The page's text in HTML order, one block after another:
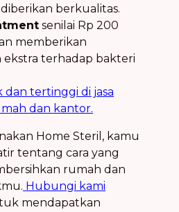
berkualitas.
senilai Rp 200
memberikan
terhadap bakteri
dan tertinggi di jasa
dan kantor.
Home Steril, kamu
tentang cara yang
rumah dan
Hubungi kami
mendapatkan